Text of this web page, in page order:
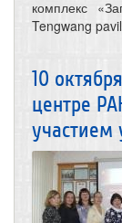
комплекс
Tengwang
10
центре
участием